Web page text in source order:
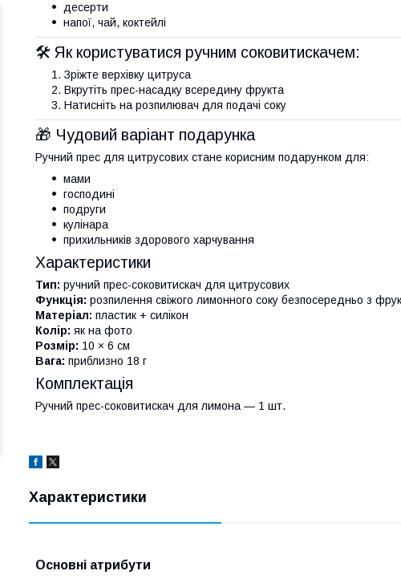
десерти
напої, чай, коктейлі
🛠 Як користуватися ручним соковитискачем:
Зріжте верхівку цитруса
Вкрутіть прес-насадку всередину фрукта
Натисніть на розпилювач для подачі соку
🎁 Чудовий варіант подарунка
Ручний прес для цитрусових стане корисним подарунком для:
мами
господині
подруги
кулінара
прихильників здорового харчування
Характеристики
Тип: ручний прес-соковитискач для цитрусових
Функція: розпилення свіжого лимонного соку безпосередньо з
Матеріал: пластик + силікон
Колір: як на фото
Розмір: 10 × 6 см
Вага: приблизно 18 г
Комплектація
Ручний прес-соковитискач для лимона — 1 шт.
Характеристики
Основні атрибути